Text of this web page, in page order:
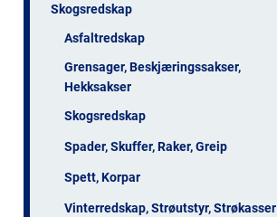
Skogsredskap
Asfaltredskap
Grensager, Beskjæringssakser,
Hekksakser
Skogsredskap
Spader, Skuffer, Raker, Greip
Spett, Korpar
Vinterredskap, Strøutstyr, Strøkasser